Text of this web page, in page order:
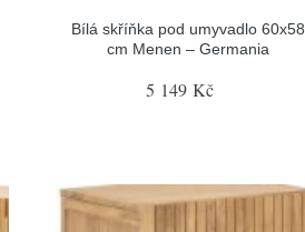
Bílá skříňka pod umyvadlo 60x58
cm Menen – Germania
5 149 Kč